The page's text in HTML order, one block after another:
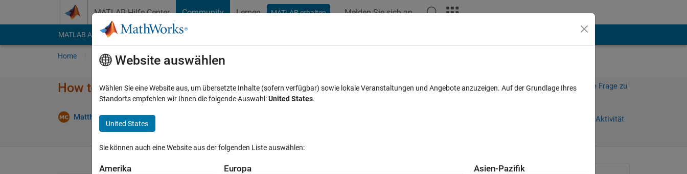
MATLAB Hilfe-Center Community Lernen MATLAB erhalten Melden Sie sich an
MATLAB Answers File Exchange Cody
Home Fragen Antworten Durchsuchen
How to assign a variable based on an equation?
Matthew Carragher 12 Sep. 2021
Melden Sie sich an, um diese Frage zu
Anmelden, um Aktivität
Website auswählen
Wählen Sie eine Website aus, um übersetzte Inhalte (sofern verfügbar) sowie lokale Veranstaltungen und Angebote anzuzeigen. Auf der Grundlage Ihres
Standorts empfehlen wir Ihnen die folgende Auswahl:United States.
United States
Sie können auch eine Website aus der folgenden Liste auswählen:
Amerika Europa Asien-Pazifik